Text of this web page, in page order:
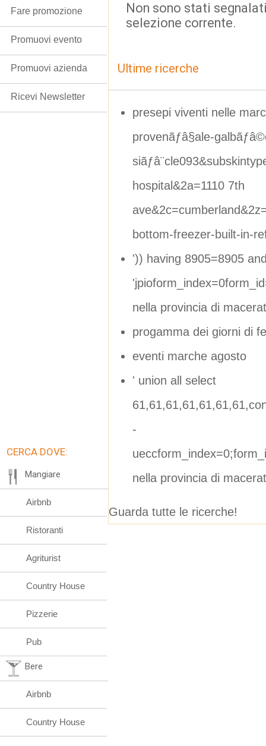
Non sono stati
selezione corrente.
Ultime ricerche
presepi viventi nelle
provenãƒâ§ale-
hospital&2a=1110 7th
bottom-freezer-built-in-
')) having 8905=8905
nella provincia di
progamma dei giorni di
eventi marche agosto
' union all select
-
nella provincia di
Guarda tutte le ricerche!
Fare promozione
Promuovi evento
Promuovi azienda
Ricevi Newsletter
CERCA DOVE:
Mangiare
Airbnb
Ristoranti
Agriturist
Country House
Pizzerie
Pub
Bere
Airbnb
Country House